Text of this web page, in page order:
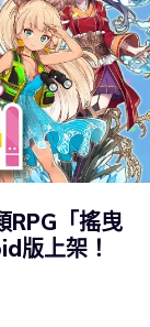
RPG「搖曳
版上架！